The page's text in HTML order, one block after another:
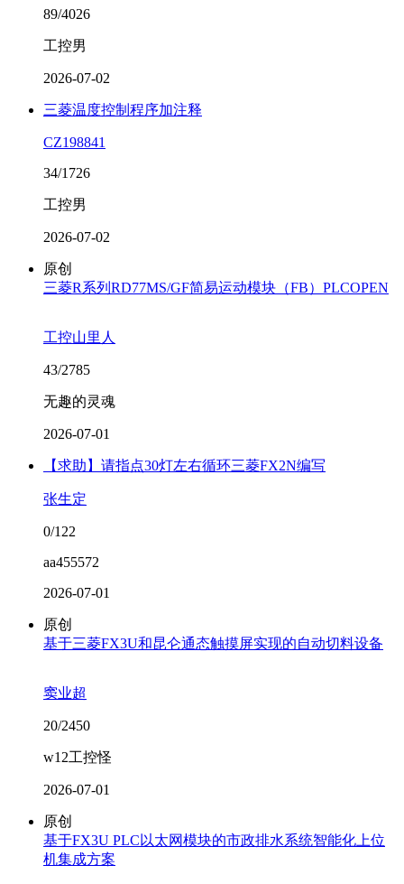
89/4026
工控男
2026-07-02
三菱温度控制程序加注释
CZ198841
34/1726
工控男
2026-07-02
原创
三菱R系列RD77MS/GF简易运动模块（FB）PLCOPEN
工控山里人
43/2785
无趣的灵魂
2026-07-01
【求助】请指点30灯左右循环三菱FX2N编写
张生定
0/122
aa455572
2026-07-01
原创
基于三菱FX3U和昆仑通态触摸屏实现的自动切料设备
窦业超
20/2450
w12工控怪
2026-07-01
原创
基于FX3U PLC以太网模块的市政排水系统智能化上位
机集成方案